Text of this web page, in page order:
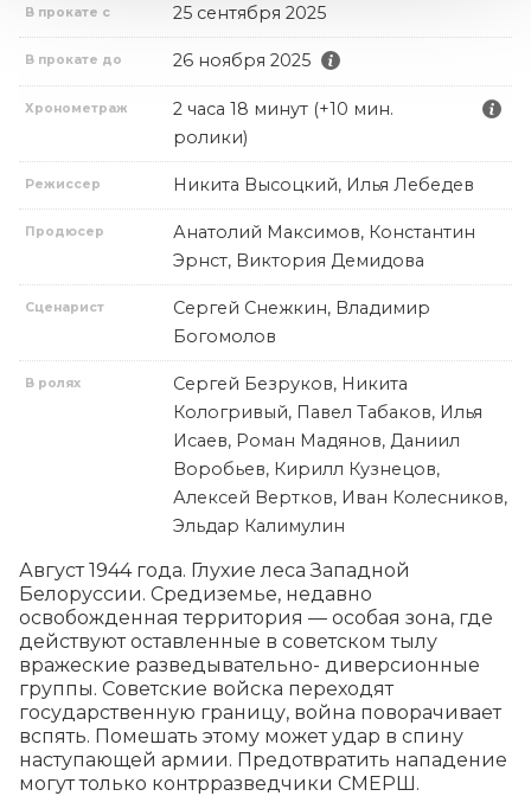
В прокате с 25 сентября 2025
В прокате до 26 ноября 2025
Хронометраж
2 часа 18 минут (+10 мин.
ролики)
Режиссер Никита Высоцкий, Илья Лебедев
Продюсер
Анатолий Максимов, Константин
Эрнст, Виктория Демидова
Сценарист
Сергей Снежкин, Владимир
Богомолов
В ролях
Сергей Безруков, Никита
Кологривый, Павел Табаков, Илья
Исаев, Роман Мадянов, Даниил
Воробьев, Кирилл Кузнецов,
Алексей Вертков, Иван Колесников,
Эльдар Калимулин
Август 1944 года. Глухие леса Западной
Белоруссии. Средиземье, недавно
освобожденная территория — особая зона, где
действуют оставленные в советском тылу
вражеские разведывательно- диверсионные
группы. Советские войска переходят
государственную границу, война поворачивает
вспять. Помешать этому может удар в спину
наступающей армии. Предотвратить нападение
могут только контрразведчики СМЕРШ.